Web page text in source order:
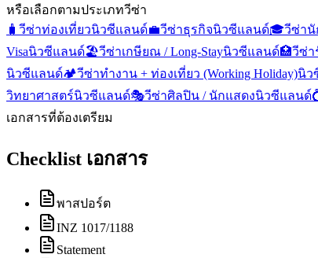
หรือเลือกตามประเภทวีซ่า
🧳 วีซ่าท่องเที่ยวนิวซีแลนด์💼วีซ่าธุรกิจนิวซีแลนด์🎓วีซ่านั
Visaนิวซีแลนด์🏖️วีซ่าเกษียณ / Long-Stayนิวซีแลนด์🏥วีซ่า
นิวซีแลนด์🏕️วีซ่าทำงาน + ท่องเที่ยว (Working Holiday)นิว
วิทยาศาสตร์นิวซีแลนด์🎭วีซ่าศิลปิน / นักแสดงนิวซีแลนด์
เอกสารที่ต้องเตรียม
Checklist เอกสาร
พาสปอร์ต
INZ 1017/1188
Statement